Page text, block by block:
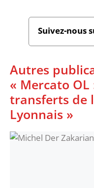
Suivez-nous
Autres
« Mercato
transferts de
Lyonnais »